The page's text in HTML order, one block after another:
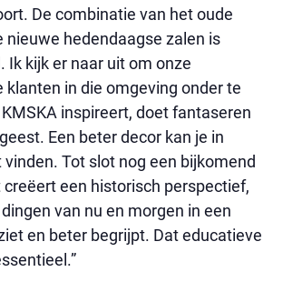
De combinatie van het oude
nieuwe hedendaagse zalen is
Ik kijk er naar uit om onze
klanten in die omgeving onder te
inspireert, doet fantaseren
Een beter decor kan je in
Tot slot nog een bijkomend
een historisch perspectief,
van nu en morgen in een
en beter begrijpt. Dat educatieve